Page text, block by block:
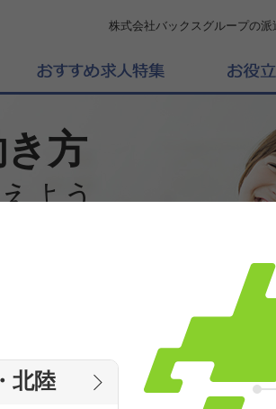
株式会社バックスグループの
方
よう
働きたいエリアを選んでください
エ
北陸